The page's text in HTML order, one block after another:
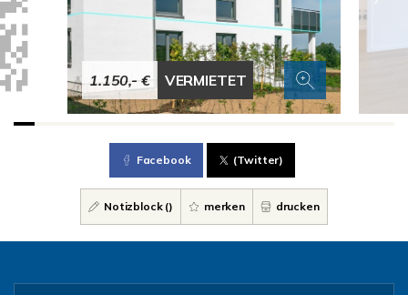
1.150,- € VERMIETET
Facebook (Twitter)
Notizblock () merken drucken